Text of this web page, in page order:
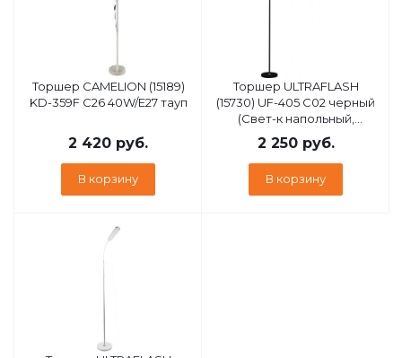
Торшер CAMELION (15189)
KD-359F C26 40W/E27 тауп
2 420 руб.
В корзину
Торшер ULTRAFLASH
(15730) UF-405 C02 черный
(Свет-к напольный,
торшер, цоколь Е27)
2 250руб.
В корзину